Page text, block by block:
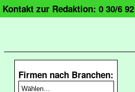
Kontakt zur Redaktion: 0 30/6
Firmen nach Branchen: